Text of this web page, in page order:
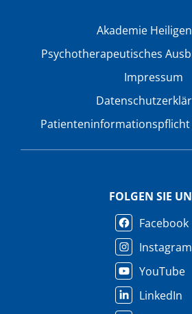
Akademie
Psychotherapeutisches
Impressum
Patienteninformationspflicht
FOLGEN SIE
Facebook
Instagram
YouTube
LinkedIn